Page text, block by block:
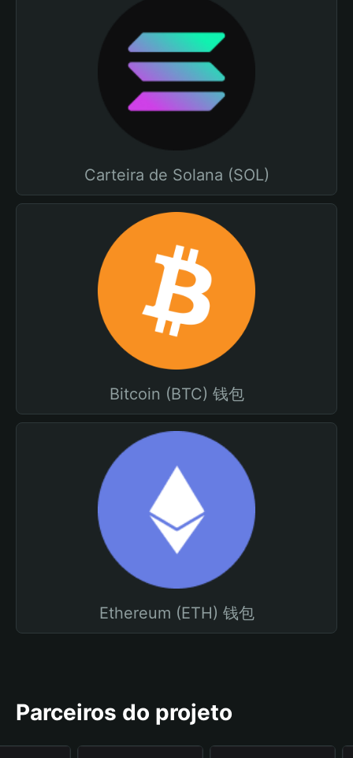
Carteira de Solana (SOL)
Bitcoin (BTC) 钱包
Ethereum (ETH) 钱包
Parceiros do projeto